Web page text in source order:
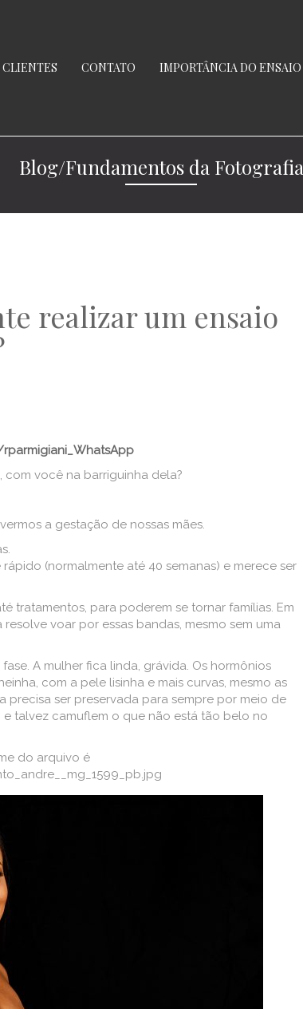
CONTATO IMPORTÂNCIA DO ENSAIO
Blog/Fundamentos da Fotografia
realizar um ensaio
você na barriguinha dela?
a gestação de nossas mães.
(normalmente até 40 semanas) e merece ser
tratamentos, para poderem se tornar famílias. Em
voar por essas bandas, mesmo sem uma
A mulher fica linda, grávida. Os hormônios
com a pele lisinha e mais curvas, mesmo as
precisa ser preservada para sempre por meio de
talvez camuflem o que não está tão belo no